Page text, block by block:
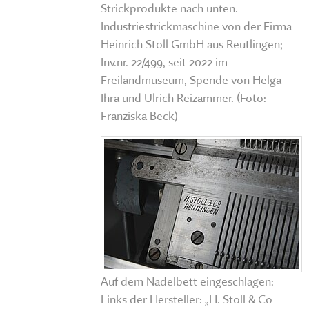
Strickprodukte nach unten.
Industriestrickmaschine von der Firma
Heinrich Stoll GmbH aus Reutlingen;
Inv.nr. 22/499, seit 2022 im
Freilandmuseum, Spende von Helga
Ihra und Ulrich Reizammer. (Foto:
Franziska Beck)
Auf dem Nadelbett eingeschlagen:
Links der Hersteller: „H. Stoll & Co